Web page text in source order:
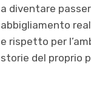
a diventare
abbigliamento
e rispetto per
storie del proprio